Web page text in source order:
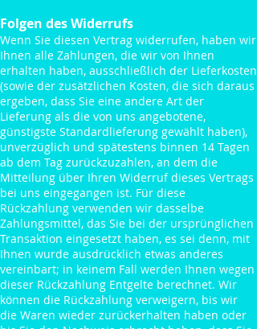
Folgen des Widerrufs
Wenn Sie diesen Vertrag widerrufen, haben wir
Ihnen alle Zahlungen, die wir von Ihnen
erhalten haben, ausschließlich der Lieferkosten
(sowie der zusätzlichen Kosten, die sich daraus
ergeben, dass Sie eine andere Art der
Lieferung als die von uns angebotene,
günstigste Standardlieferung gewählt haben),
unverzüglich und spätestens binnen 14 Tagen
ab dem Tag zurückzuzahlen, an dem die
Mitteilung über Ihren Widerruf dieses Vertrags
bei uns eingegangen ist. Für diese
Rückzahlung verwenden wir dasselbe
Zahlungsmittel, das Sie bei der ursprünglichen
Transaktion eingesetzt haben, es sei denn, mit
Ihnen wurde ausdrücklich etwas anderes
vereinbart; in keinem Fall werden Ihnen wegen
dieser Rückzahlung Entgelte berechnet. Wir
können die Rückzahlung verweigern, bis wir
die Waren wieder zurückerhalten haben oder